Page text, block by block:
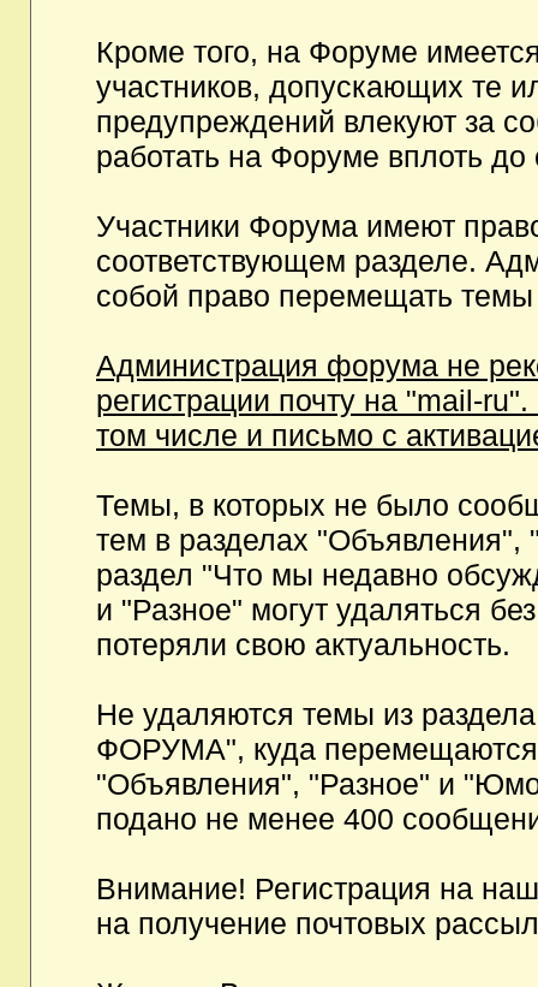
Кроме того, на Форуме
участников, допускающих те
предупреждений влекуют за
работать на Форуме вплоть
Участники Форума имеют
соответствующем разделе.
собой право перемещать темы
Администрация форума не
регистрации почту на "mail-
том числе и письмо с
Темы, в которых не было
тем в разделах
раздел "Что мы недавно
и "Разное" могут удаляться
потеряли свою актуальность.
Не удаляются темы из
ФОРУМА", куда перемещаются
"Объявления", "Разное" и
подано не менее 400
Внимание! Регистрация на
на получение почтовых